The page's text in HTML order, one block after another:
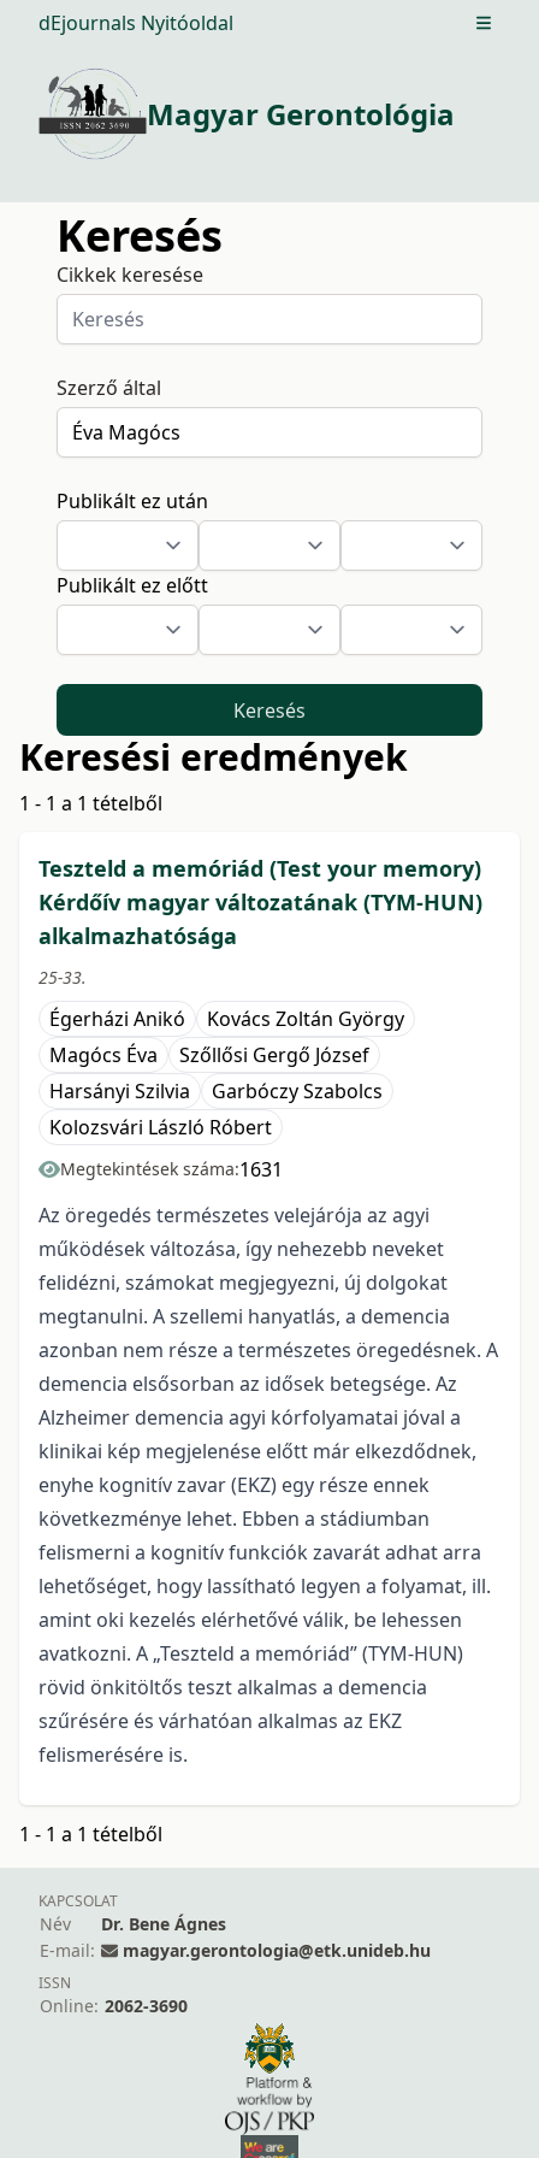
dEjournals Nyitóoldal Open
Magyar Gerontológia
Keresés
Cikkek keresése
Szerző által
Publikált ez után
Publikált ez előtt
Keresés
Keresési eredmények
1 - 1 a 1 tételből
Teszteld a memóriád (Test your memory)
Kérdőív magyar változatának (TYM-HUN)
alkalmazhatósága
25-33.
Égerházi Anikó
Kovács Zoltán György
Magócs Éva
Szőllősi Gergő József
Harsányi Szilvia
Garbóczy Szabolcs
Kolozsvári László Róbert
Megtekintések száma:1631
Az öregedés természetes velejárója az agyi
működések változása, így nehezebb neveket
felidézni, számokat megjegyezni, új dolgokat
megtanulni. A szellemi hanyatlás, a demencia
azonban nem része a természetes öregedésnek. A
demencia elsősorban az idősek betegsége. Az
Alzheimer demencia agyi kórfolyamatai jóval a
klinikai kép megjelenése előtt már elkezdődnek,
enyhe kognitív zavar (EKZ) egy része ennek
következménye lehet. Ebben a stádiumban
felismerni a kognitív funkciók zavarát adhat arra
lehetőséget, hogy lassítható legyen a folyamat, ill.
amint oki kezelés elérhetővé válik, be lehessen
avatkozni. A „Teszteld a memóriád” (TYM-HUN)
rövid önkitöltős teszt alkalmas a demencia
szűrésére és várhatóan alkalmas az EKZ
felismerésére is.
1 - 1 a 1 tételből
KAPCSOLAT
Név
Dr. Bene Ágnes
E-mail:
magyar.gerontologia@etk.unideb.hu
ISSN
Online: 2062-3690